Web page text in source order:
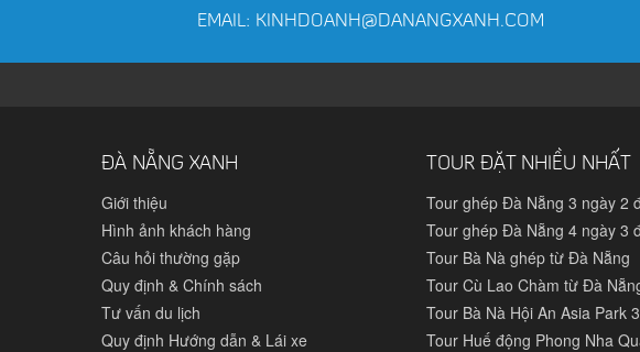
EMAIL: KINHDOANH@DANANGXANH.COM
ĐÀ NẴNG XANH
Giới thiệu
Hình ảnh khách hàng
Câu hỏi thường gặp
Quy định & Chính sách
Tư vấn du lịch
Quy định Hướng dẫn & Lái xe
TOUR ĐẶT NHIỀU NHẤT
Tour ghép Đà Nẵng 3 ngày 2
Tour ghép Đà Nẵng 4 ngày 3
Tour Bà Nà ghép từ Đà Nẵng
Tour Cù Lao Chàm từ Đà
Tour Bà Nà Hội An Asia Park
Tour Huế động Phong Nha